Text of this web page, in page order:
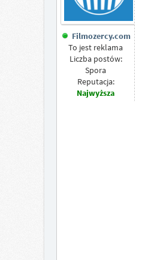
Filmozercy.com
To jest reklama
Liczba postów:
Spora
Reputacja:
Najwyższa